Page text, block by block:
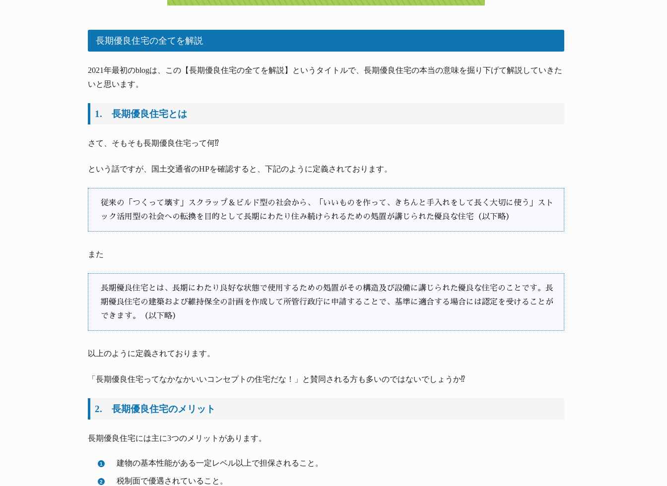
長期優良住宅の全てを解説
2021年最初のblogは、この【長期優良住宅の全てを解説】というタイトルで、長期優良住宅の本当の意味を掘り下げて解説していきた
いと思います。
1. 長期優良住宅とは
さて、そもそも長期優良住宅って何⁉︎
という話ですが、国土交通省のHPを確認すると、下記のように定義されております。
従来の「つくって壊す」スクラップ＆ビルド型の社会から、「いいものを作って、きちんと手入れをして長く大切に使う」スト
ック活用型の社会への転換を目的として長期にわたり住み続けられるための処置が講じられた優良な住宅（以下略）
また
長期優良住宅とは、長期にわたり良好な状態で使用するための処置がその構造及び設備に講じられた優良な住宅のことです。長
期優良住宅の建築および維持保全の計画を作成して所管行政庁に申請することで、基準に適合する場合には認定を受けることが
できます。（以下略）
以上のように定義されております。
「長期優良住宅ってなかなかいいコンセプトの住宅だな！」と賛同される方も多いのではないでしょうか⁉︎
2. 長期優良住宅のメリット
長期優良住宅には主に3つのメリットがあります。
建物の基本性能がある一定レベル以上で担保されること。
税制面で優遇されていること。